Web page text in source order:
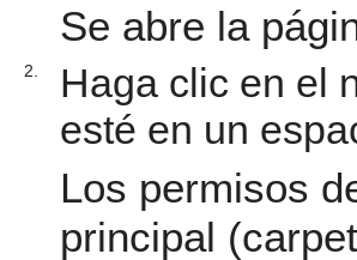
Se abre la
2.
Haga clic en el
esté en un
Los permisos
principal